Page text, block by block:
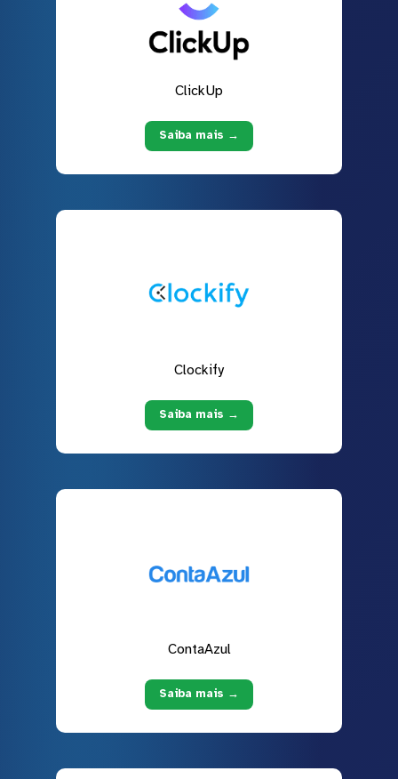
ClickUp
Saiba mais →
Clockify
Saiba mais →
ContaAzul
Saiba mais →